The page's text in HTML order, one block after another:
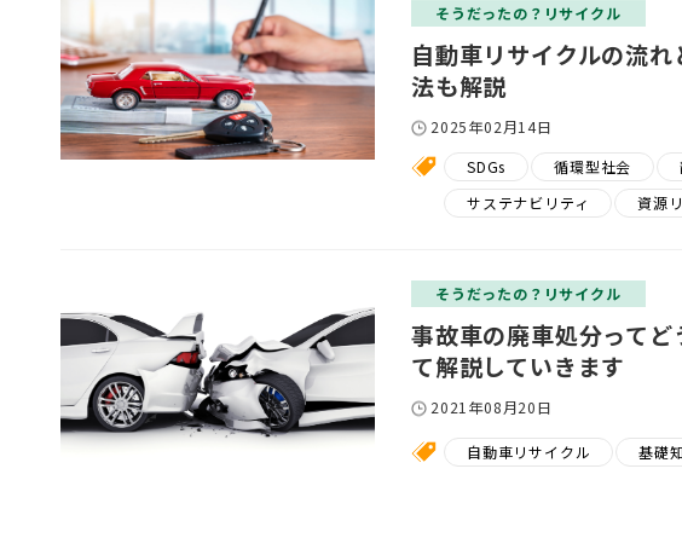
そうだったの？リサイクル
自動車リサイクルの流
法も解説
2025年02月14日
SDGs
循環型社会
サステナビリティ
資源
そうだったの？リサイクル
事故車の廃車処分って
て解説していきます
2021年08月20日
自動車リサイクル 基礎